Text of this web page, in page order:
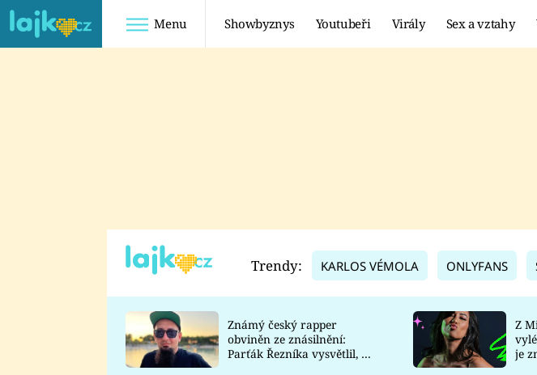
Menu Showbyznys Youtubeři Virály Sex a vztahy
TADEÁŠ KUBĚNKA
DATEL
Trendy: KARLOS VÉMOLA ONLYFANS
Známý český rapper
obviněn ze znásilnění:
Parťák Řezníka vysvětlil, co
Z
je